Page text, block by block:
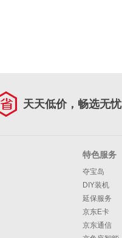
天天低价，畅选无忧
特色服务
夺宝岛
DIY装机
延保服务
京东E卡
京东通信